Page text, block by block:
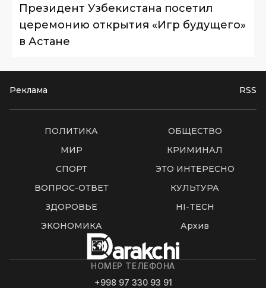
Президент Узбекистана посетил
церемонию открытия «Игр будущего»
в Астане
Реклама RSS
ПОЛИТИКА
ОБЩЕСТВО
МИР
КРИМИНАЛ
СПОРТ
ЭТО ИНТЕРЕСНО
ВОПРОС-ОТВЕТ
КУЛЬТУРА
ЗДОРОВЬЕ
HI-TECH
ЭКОНОМИКА
Архив
НОМЕР ТЕЛЕФОНА
+998 97 330 93 91